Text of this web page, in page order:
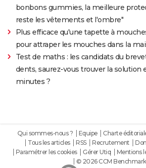
bonbons gummies, la meilleure
reste les vêtements et l'ombre"
Plus efficace qu'une tapette à
pour attraper les mouches dans la
Test de maths : les candidats du
dents, saurez-vous trouver la solution
minutes ?
Qui sommes-nous ? Equipe Charte
Tous les articles
RSS Recrutement
Paramétrer les cookies
Gérer Utiq Mentions
© 2026 CCM Benchmark